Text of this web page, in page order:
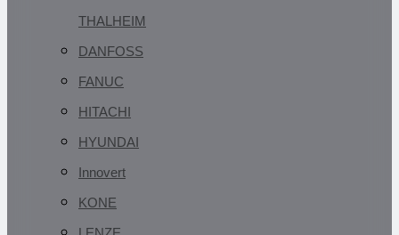
THALHEIM
DANFOSS
FANUC
HITACHI
HYUNDAI
Innovert
KONE